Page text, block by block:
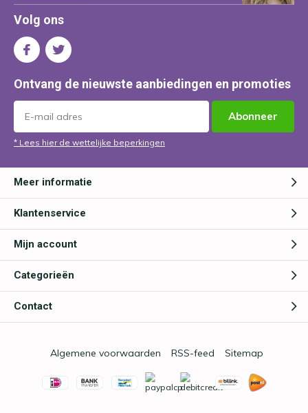
Volg ons
Ontvang de nieuwste aanbiedingen en promoties
Abonneer
* Lees hier de wettelijke beperkingen
Meer informatie
Klantenservice
Mijn account
Categorieën
Contact
Algemene voorwaarden RSS-feed Sitemap